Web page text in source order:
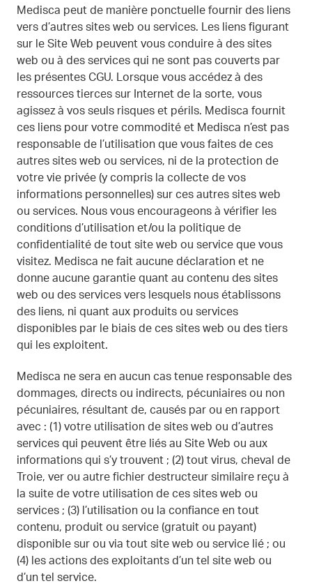
Medisca peut de manière ponctuelle fournir des liens
vers d’autres sites web ou services. Les liens figurant
sur le Site Web peuvent vous conduire à des sites
web ou à des services qui ne sont pas couverts par
les présentes CGU. Lorsque vous accédez à des
ressources tierces sur Internet de la sorte, vous
agissez à vos seuls risques et périls. Medisca fournit
ces liens pour votre commodité et Medisca n’est pas
responsable de l’utilisation que vous faites de ces
autres sites web ou services, ni de la protection de
votre vie privée (y compris la collecte de vos
informations personnelles) sur ces autres sites web
ou services. Nous vous encourageons à vérifier les
conditions d’utilisation et/ou la politique de
confidentialité de tout site web ou service que vous
visitez. Medisca ne fait aucune déclaration et ne
donne aucune garantie quant au contenu des sites
web ou des services vers lesquels nous établissons
des liens, ni quant aux produits ou services
disponibles par le biais de ces sites web ou des tiers
qui les exploitent.
Medisca ne sera en aucun cas tenue responsable des
dommages, directs ou indirects, pécuniaires ou non
pécuniaires, résultant de, causés par ou en rapport
avec : (1) votre utilisation de sites web ou d’autres
services qui peuvent être liés au Site Web ou aux
informations qui s’y trouvent ; (2) tout virus, cheval de
Troie, ver ou autre fichier destructeur similaire reçu à
la suite de votre utilisation de ces sites web ou
services ; (3) l’utilisation ou la confiance en tout
contenu, produit ou service (gratuit ou payant)
disponible sur ou via tout site web ou service lié ; ou
(4) les actions des exploitants d’un tel site web ou
d’un tel service.